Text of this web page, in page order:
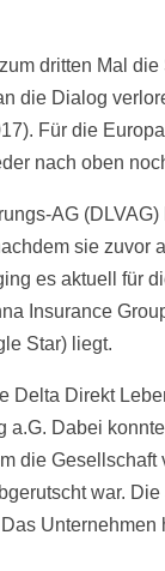
dritten Mal
die Dialog
Für die
nach oben
AG
sie zuvor
es aktuell für
Insurance
Star) liegt.
Delta Direkt
a.G. Dabei
die Gesellschaft
war.